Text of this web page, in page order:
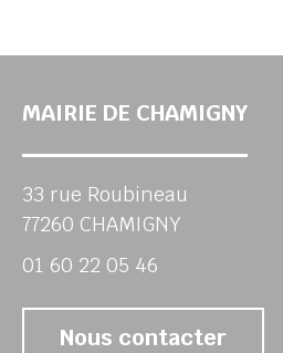
MAIRIE DE CHAMIGNY
33 rue Roubineau
77260 CHAMIGNY
01 60 22 05 46
Nous contacter